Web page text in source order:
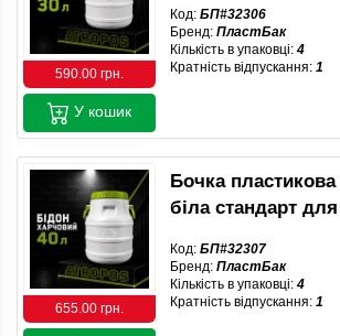
590.00 грн.
Код: БП#32306
Бренд: ПластБак
Кількість в упаковці: 4
Кратність відпускання: 1
У кошик
655.00 грн.
Бочка
біла стандарт
Код: БП#32307
Бренд: ПластБак
Кількість в упаковці: 4
Кратність відпускання: 1